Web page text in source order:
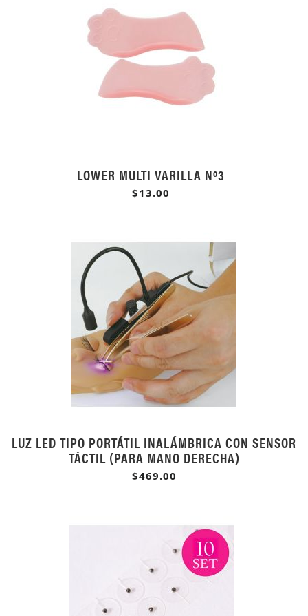
LOWER MULTI VARILLA Nº3
$13.00
LUZ LED TIPO PORTÁTIL INALÁMBRICA CON SENSOR
TÁCTIL (PARA MANO DERECHA)
$469.00